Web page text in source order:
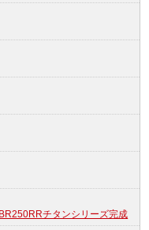
チタンシリーズ完成